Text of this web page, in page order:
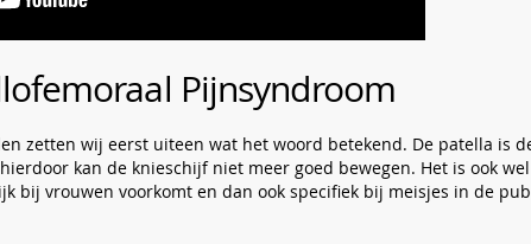
Pijnsyndroom
zetten wij eerst uiteen wat het woord betekend. De patella
kan de knieschijf niet meer goed bewegen. Het is ook
bij vrouwen voorkomt en dan ook specifiek bij meisjes in de